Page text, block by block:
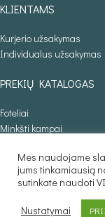
KLIENTAMS
Kurjerio užsakymas
Individualus užsakymas
PREKIŲ KATALOGAS
Foteliai
Minkšti kampai
Sofos lovos
Stalai
Mes naudojame
jums tinkamiausią
sutinkate naudoti
Nustatymai